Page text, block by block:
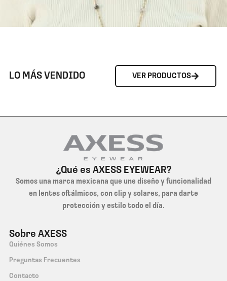
LO MÁS VENDIDO VER PRODUCTOS
¿Qué es AXESS EYEWEAR?
Somos una marca mexicana que une diseño y funcionalidad
en lentes oftálmicos, con clip y solares, para darte
protección y estilo todo el día.
Sobre AXESS
Quiénes Somos
Preguntas Frecuentes
Contacto